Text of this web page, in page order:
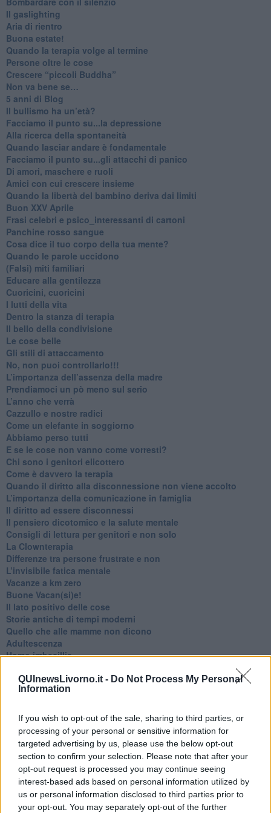
QUInewsLivorno.it - Do Not Process My Personal
Information
If you wish to opt-out of the sale, sharing to third parties, or
processing of your personal or sensitive information for
targeted advertising by us, please use the below opt-out
section to confirm your selection. Please note that after your
opt-out request is processed you may continue seeing
interest-based ads based on personal information utilized by
us or personal information disclosed to third parties prior to
your opt-out. You may separately opt-out of the further
Il gaslighting
Aria di rientro
Buona estate!
​Quando la terapia volge al termine
​Persone oltre le cose
​Crescere “piccoli Buddha”
Non va bene se…
​5 anni di Blog
​Il bullismo ha un’età?
Facciamo il punto su...la depressione
​Alla ricerca della spontaneità
​Quando lasciar andare è fondamentale
Facciamo il punto su...gli attacchi di panico
Di amori, maschere e ruoli
​Amici con cui crescere insieme
​Quando la libertà del bambino deriva dai limiti
Buon XXV Aprile
​Frasi celebri e psico_interessanti di cartoni
​Panchine rosso sangue
​Cosa dice il tuo corpo della tua mente?
​Quando le parole uccidono
​(Falsi) miti familiari
​Educare alla gentilezza
​Cuoricini, cuoricini
I lutti della vita
​Dentro la stanza di terapia
​Il bello della condivisione
Le cose belle
​Gli stili di attaccamento
No, non puoi controllarlo!!!
​L’importanza dell’assenza della madre
​Prendiamoci un pò meno sul serio
​L’anno che verrà
​Cazzullo e nostre radici
​Come un elefante in soggiorno
​Abbiamo perso tutti
E se le cose non vanno come vorresti?
​Chi sono i genitori elicottero
Come è davvero la terapia
Quando il diritto alla disconnessione non viene accolto
​L’importanza della comunicazione in famiglia
​Il diritto ad essere disconnessi
​Il pensiero dicotomico e la salute mentale
​Consigli di lettura per genitori e non solo
​La Clownterapia
​Differenze tra persone frustrate e non
L’invisibile fatica mentale
Vacanze a km zero
​Buone Vacan(si)e!
​Il lato positivo delle cose
​Storie antiche di tempi moderni
​Quello che alle mamme non dicono
Adultescenza
Homo imbecillis
Quando il silenzio è aggressivo
​Il passato, questo conosciuto!
La maternità
​L’uomo o l’orso?
Non hanno un amico a teatro​
​Tutta una questione di rispetto
​Cose che ci esauriscono
​Vespa che passione!
​Lasciate ai vostri figli il diritto di piangere
​Parole d’amore regalate al vento